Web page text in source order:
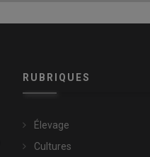
RUBRIQUES
Élevage
Cultures